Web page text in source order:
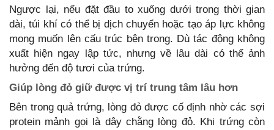
Ngược lại, nếu đặt đầu to xuống dưới trong thời gian
dài, túi khí có thể bị dịch chuyển hoặc tạo áp lực không
mong muốn lên cấu trúc bên trong. Dù tác động không
xuất hiện ngay lập tức, nhưng về lâu dài có thể ảnh
hưởng đến độ tươi của trứng.
Giúp lòng đỏ giữ được vị trí trung tâm lâu hơn
Bên trong quả trứng, lòng đỏ được cố định nhờ các sợi
protein mảnh gọi là dây chằng lòng đỏ. Khi trứng còn